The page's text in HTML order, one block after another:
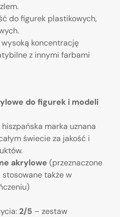
do figurek plastikowych,
koncentrację
z innymi farbami
do figurek i modeli
marka uznana
świecie za jakość i
akrylowe (przeznaczone
także w
2/5 – zestaw